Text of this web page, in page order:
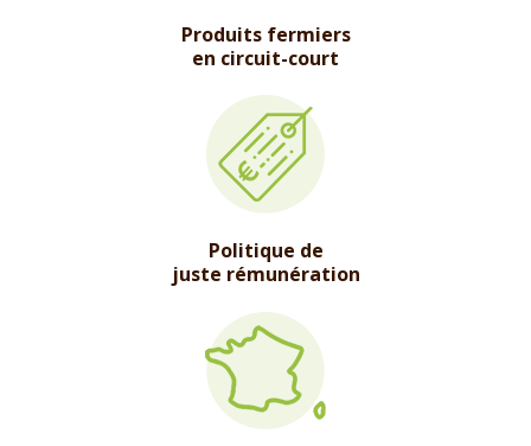
Produits fermiers
en circuit-court
Politique de
juste rémunération